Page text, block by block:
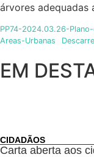
árvores adequadas
PP74-2024.03.26-
Areas-Urbanas
EM
CIDADÃOS
Carta aberta aos